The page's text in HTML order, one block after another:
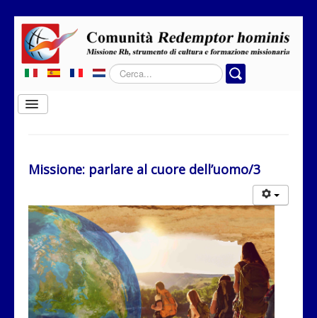
Cerca...
Cambia
Chi siamo
Rubriche
Contatti
Privacy
Donazione
Missione: parlare al cuore dell’uomo/3